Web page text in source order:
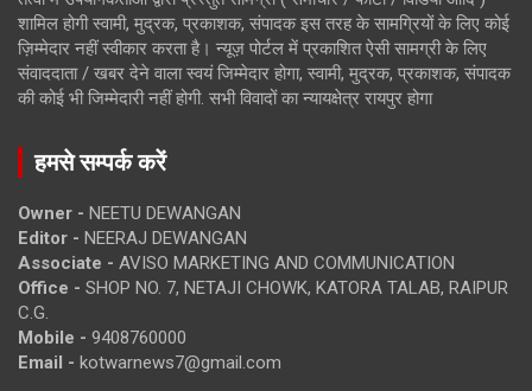
शामिल होगी स्वामी, मुद्रक, प्रकाशक, संपादक इस तरह के सामग्रियों के लिए कोई
ज़िम्मेदार नहीं स्वीकार करता है। न्यूज़ पोर्टल में प्रकाशित ऐसी सामग्री के लिए
संवाददाता / खबर देने वाला स्वयं जिम्मेदार होगा, स्वामी, मुद्रक, प्रकाशक, संपादक
की कोई भी जिम्मेदारी नहीं होगी. सभी विवादों का न्यायक्षेत्र रायपुर होगा
हमसे सम्पर्क करें
Owner - NEETU DEWANGAN
Editor - NEERAJ DEWANGAN
Associate - AVISO MARKETING AND COMMUNICATION
Office - SHOP NO. 7, NETAJI CHOWK, KATORA TALAB, RAIPUR
C.G.
Mobile - 9408760000
Email - kotwarnews7@gmail.com